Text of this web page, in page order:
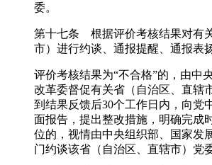
委。
第十七条 根据评价考核结果对有
市）进行约谈、通报提醒、通报表扬
评价考核结果为“不合格”的，由中
改革委督促有关省（自治区、直辖
到结果反馈后30个工作日内，向党
面报告，提出整改措施，明确完成
位的，视情由中央组织部、国家发
门约谈该省（自治区、直辖市）党